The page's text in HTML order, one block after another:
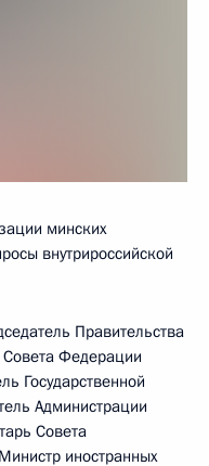
минских
внутрироссийской
Правительства
Федерации
Государственной
Администрации
Совета
иностранных